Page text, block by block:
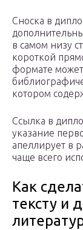
Сноска в
в самом низу
короткой
формате
котором
Ссылка в
указание
апеллирует в
чаще всего
Как
тексту и